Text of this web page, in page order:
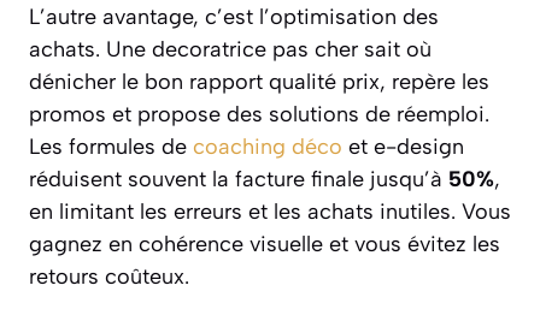
L’autre avantage, c’est l’optimisation des
achats. Une decoratrice pas cher sait où
dénicher le bon rapport qualité prix, repère les
promos et propose des solutions de réemploi.
Les formules de coaching déco et e-design
réduisent souvent la facture finale jusqu’à 50%,
en limitant les erreurs et les achats inutiles. Vous
gagnez en cohérence visuelle et vous évitez les
retours coûteux.